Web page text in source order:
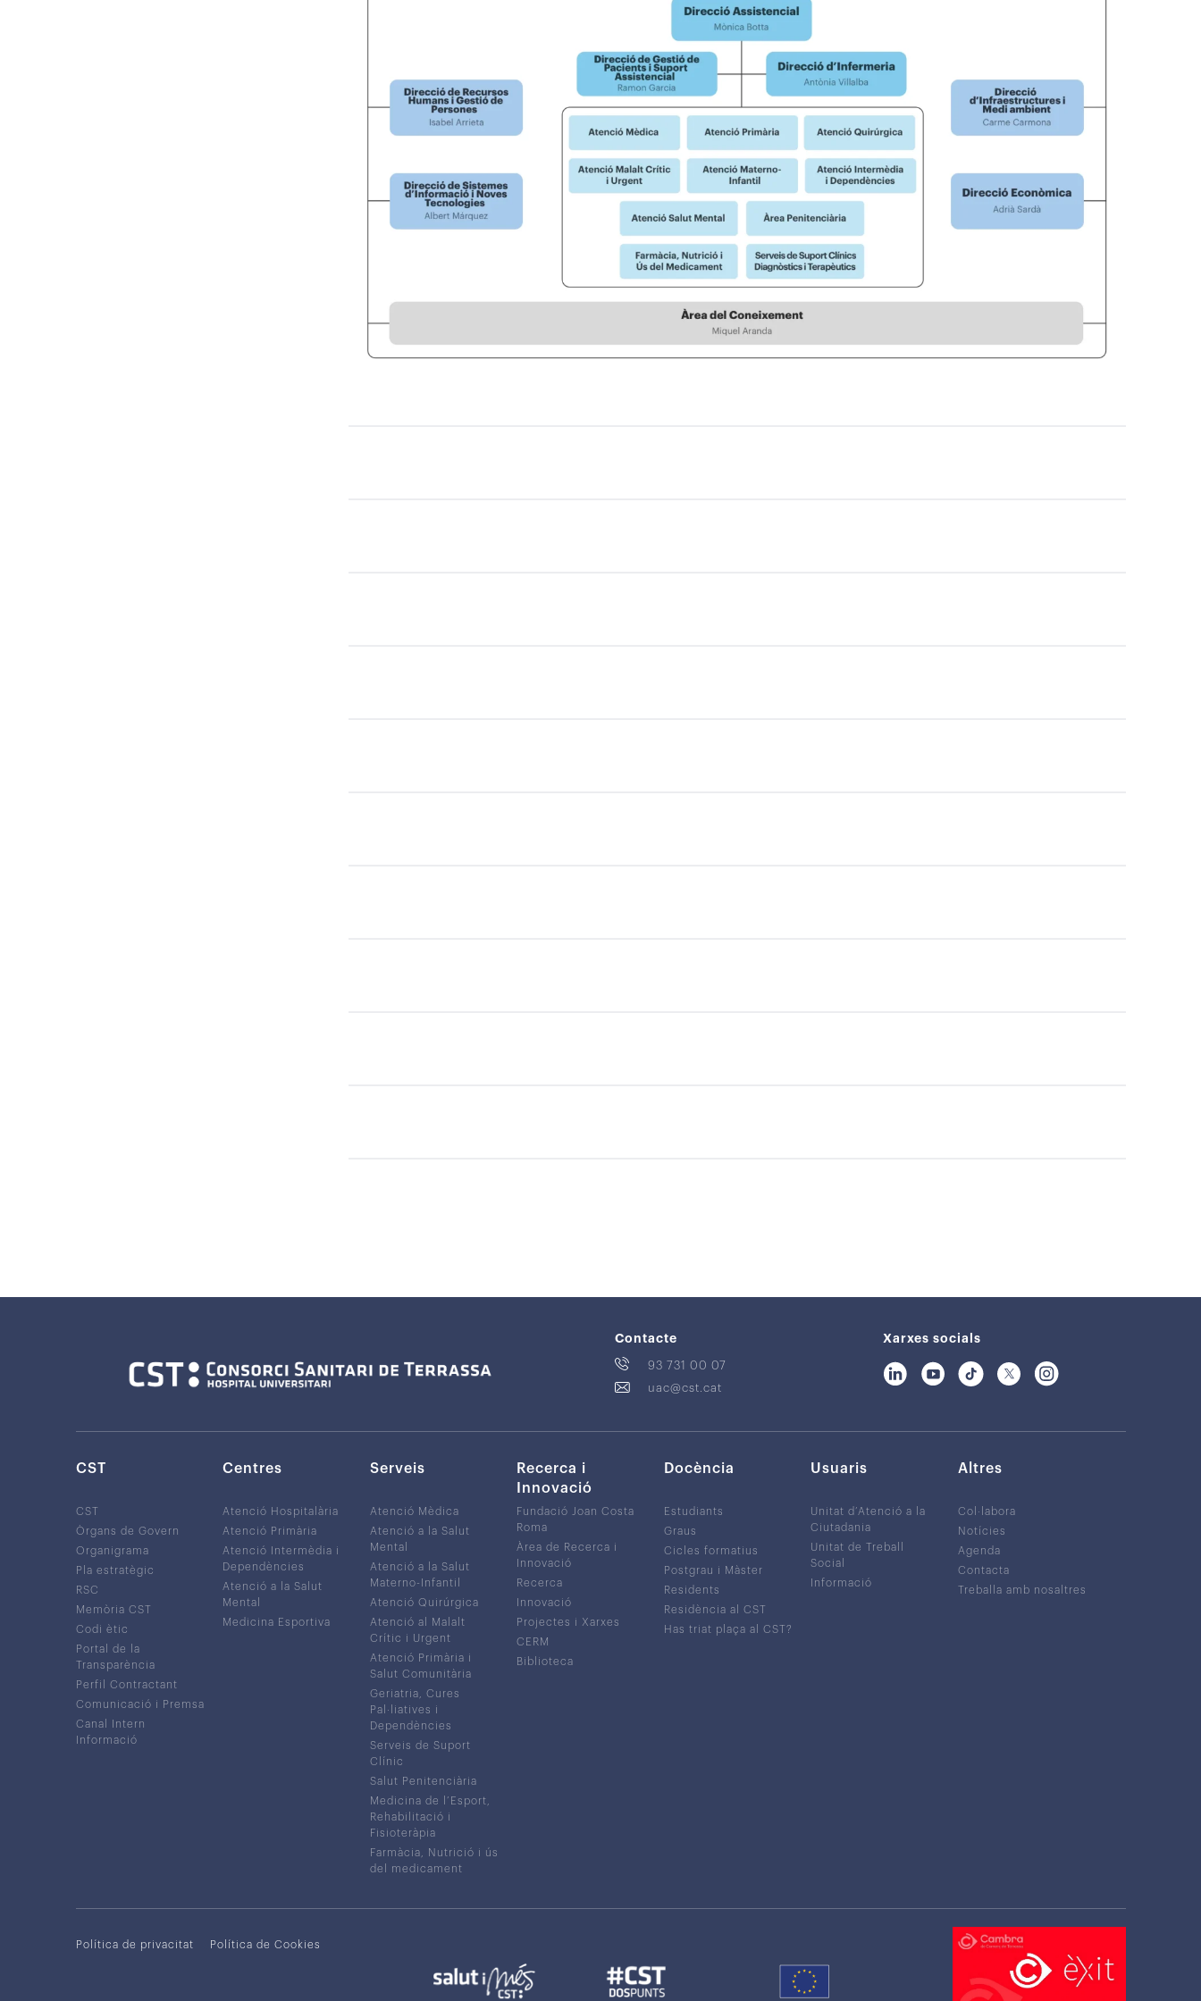
Contacte
93 731 00 07
uac@cst.cat
Xarxes socials
CST
CST
Òrgans de Govern
Organigrama
Pla estratègic
RSC
Memòria CST
Codi ètic
Portal de la
Transparència
Perfil Contractant
Comunicació i Premsa
Canal Intern
Informació
Centres
Atenció Hospitalària
Atenció Primària
Atenció Intermèdia i
Dependències
Atenció a la Salut
Mental
Medicina Esportiva
Serveis
Atenció Mèdica
Atenció a la Salut
Mental
Atenció a la Salut
Materno-Infantil
Atenció Quirúrgica
Atenció al Malalt
Crític i Urgent
Atenció Primària i
Salut Comunitària
Geriatria, Cures
Pal·liatives i
Dependències
Serveis de Suport
Clínic
Salut Penitenciària
Medicina de l’Esport,
Rehabilitació i
Fisioteràpia
Farmàcia, Nutrició i ús
del medicament
Recerca i
Innovació
Fundació Joan Costa
Roma
Àrea de Recerca i
Innovació
Recerca
Innovació
Projectes i Xarxes
CERM
Biblioteca
Docència
Estudiants
Graus
Cicles formatius
Postgrau i Màster
Residents
Residència al CST
Has triat plaça al CST?
Usuaris
Unitat d’Atenció a la
Ciutadania
Unitat de Treball
Social
Informació
Altres
Col·labora
Notícies
Agenda
Contacta
Treballa amb nosaltres
Política de privacitat Política de Cookies